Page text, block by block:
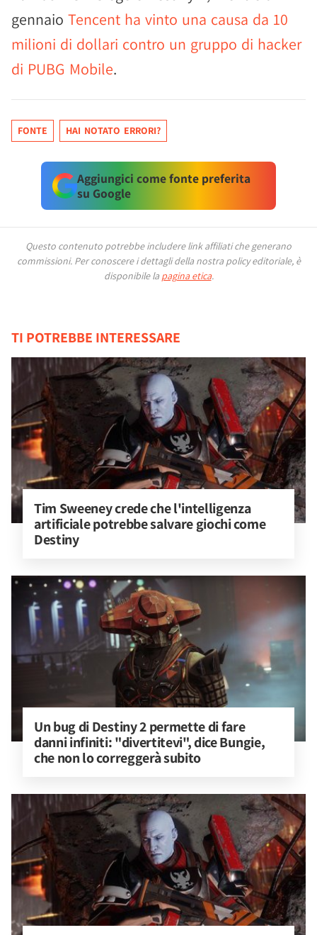
gennaio Tencent ha vinto una causa da 10
milioni di dollari contro un gruppo di hacker
di PUBG Mobile.
FONTE HAI NOTATO ERRORI?
Aggiungici come fonte preferita
su Google
Questo contenuto potrebbe includere link affiliati che generano
commissioni. Per conoscere i dettagli della nostra policy editoriale, è
disponibile la pagina etica.
TI POTREBBE INTERESSARE
Tim Sweeney crede che l'intelligenza
artificiale potrebbe salvare giochi come
Destiny
Un bug di Destiny 2 permette di fare
danni infiniti: "divertitevi", dice Bungie,
che non lo correggerà subito